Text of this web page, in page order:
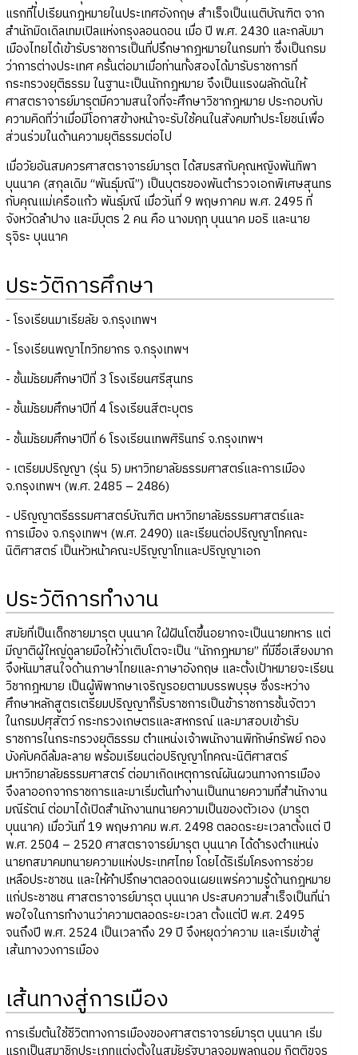
แรกที่ไปเรียนกฎหมายในประเทศอังกฤษ สำเร็จเป็นเนติบัณฑิต จาก
สำนักมิดเดิลเทมเปิลแห่งกรุงลอนดอน เมื่อ ปี พ.ศ. 2430 และกลับมา
เมืองไทยได้เข้ารับราชการเป็นที่ปรึกษากฎหมายในกรมท่า ซึ่งเป็นกรม
ว่าการต่างประเทศ ครั้นต่อมาเมื่อท่านทั้งสองได้มารับราชการที่
กระทรวงยุติธรรม ในฐานะเป็นนักกฎหมาย จึงเป็นแรงผลักดันให้
ศาสตราจารย์มารุตมีความสนใจที่จะศึกษาวิชากฎหมาย ประกอบกับ
ความคิดที่ว่าเมื่อมีโอกาสข้างหน้าจะรับใช้คนในสังคมทำประโยชน์เพื่อ
ส่วนร่วมในด้านความยุติธรรมต่อไป
เมื่อวัยอันสมควรศาสตราจารย์มารุต ได้สมรสกับคุณหญิงพันทิพา
บุนนาค (สกุลเดิม “พันธุ์มณี”) เป็นบุตรของพันตำรวจเอกพิเศษสุนทร
กับคุณแม่เครือแก้ว พันธุ์มณี เมื่อวันที่ 9 พฤษภาคม พ.ศ. 2495 ที่
จังหวัดลำปาง และมีบุตร 2 คน คือ นางมฤทุ บุนนาค มอริ และนาย
รุจิระ บุนนาค
ประวัติการศึกษา
- โรงเรียนมาเรียลัย จ.กรุงเทพฯ
- โรงเรียนพญาไทวิทยากร จ.กรุงเทพฯ
- ชั้นมัธยมศึกษาปีที่ 3 โรงเรียนศรีสุนทร
- ชั้นมัธยมศึกษาปีที่ 4 โรงเรียนสีตะบุตร
- ชั้นมัธยมศึกษาปีที่ 6 โรงเรียนเทพศิรินทร์ จ.กรุงเทพฯ
- เตรียมปริญญา (รุ่น 5) มหาวิทยาลัยธรรมศาสตร์และการเมือง
จ.กรุงเทพฯ (พ.ศ. 2485 – 2486)
- ปริญญาตรีธรรมศาสตร์บัณฑิต มหาวิทยาลัยธรรมศาสตร์และ
การเมือง จ.กรุงเทพฯ (พ.ศ. 2490) และเรียนต่อปริญญาโทคณะ
นิติศาสตร์ เป็นหัวหน้าคณะปริญญาโทและปริญญาเอก
ประวัติการทำงาน
สมัยที่เป็นเด็กชายมารุต บุนนาค ใฝ่ฝันโตขึ้นอยากจะเป็นนายทหาร แต่
มีญาติผู้ใหญ่ดูลายมือให้ว่าเติบโตจะเป็น “นักกฎหมาย” ที่มีชื่อเสียงมาก
จึงหันมาสนใจด้านภาษาไทยและภาษาอังกฤษ และตั้งเป้าหมายจะเรียน
วิชากฎหมาย เป็นผู้พิพากษาเจริญรอยตามบรรพบุรุษ ซึ่งระหว่าง
ศึกษาหลักสูตรเตรียมปริญญาก็รับราชการเป็นข้าราชการชั้นจัตวา
ในกรมปศุสัตว์ กระทรวงเกษตรและสหกรณ์ และมาสอบเข้ารับ
ราชการในกระทรวงยุติธรรม ตำแหน่งเจ้าพนักงานพิทักษ์ทรัพย์ กอง
บังคับคดีล้มละลาย พร้อมเรียนต่อปริญญาโทคณะนิติศาสตร์
มหาวิทยาลัยธรรมศาสตร์ ต่อมาเกิดเหตุการณ์ผันผวนทางการเมือง
จึงลาออกจากราชการและมาเริ่มต้นทำงานเป็นทนายความที่สำนักงาน
มณีรัตน์ ต่อมาได้เปิดสำนักงานทนายความเป็นของตัวเอง (มารุต
บุนนาค) เมื่อวันที่ 19 พฤษภาคม พ.ศ. 2498 ตลอดระยะเวลาตั้งแต่ ปี
พ.ศ. 2504 – 2520 ศาสตราจารย์มารุต บุนนาค ได้ดำรงตำแหน่ง
นายกสมาคมทนายความแห่งประเทศไทย โดยได้ริเริ่มโครงการช่วย
เหลือประชาชน และให้คำปรึกษาตลอดจนเผยแพร่ความรู้ด้านกฎหมาย
แก่ประชาชน ศาสตราจารย์มารุต บุนนาค ประสบความสำเร็จเป็นที่น่า
พอใจในการทำงานว่าความตลอดระยะเวลา ตั้งแต่ปี พ.ศ. 2495
จนถึงปี พ.ศ. 2524 เป็นเวลาถึง 29 ปี จึงหยุดว่าความ และเริ่มเข้าสู่
เส้นทางวงการเมือง
เส้นทางสู่การเมือง
การเริ่มต้นใช้ชีวิตทางการเมืองของศาสตราจารย์มารุต บุนนาค เริ่ม